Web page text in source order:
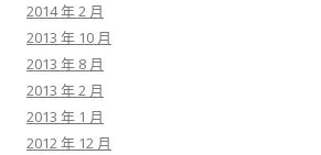
2014 年 2 月
2013 年 10 月
2013 年 8 月
2013 年 2 月
2013 年 1 月
2012 年 12 月